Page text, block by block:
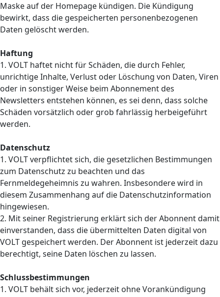
Maske auf der Homepage kündigen. Die Kündigung
bewirkt, dass die gespeicherten personenbezogenen
Daten gelöscht werden.
Haftung
1. VOLT haftet nicht für Schäden, die durch Fehler,
unrichtige Inhalte, Verlust oder Löschung von Daten, Viren
oder in sonstiger Weise beim Abonnement des
Newsletters entstehen können, es sei denn, dass solche
Schäden vorsätzlich oder grob fahrlässig herbeigeführt
werden.
Datenschutz
1. VOLT verpflichtet sich, die gesetzlichen Bestimmungen
zum Datenschutz zu beachten und das
Fernmeldegeheimnis zu wahren. Insbesondere wird in
diesem Zusammenhang auf die Datenschutzinformation
hingewiesen.
2. Mit seiner Registrierung erklärt sich der Abonnent damit
einverstanden, dass die übermittelten Daten digital von
VOLT gespeichert werden. Der Abonnent ist jederzeit dazu
berechtigt, seine Daten löschen zu lassen.
Schlussbestimmungen
1. VOLT behält sich vor, jederzeit ohne Vorankündigung